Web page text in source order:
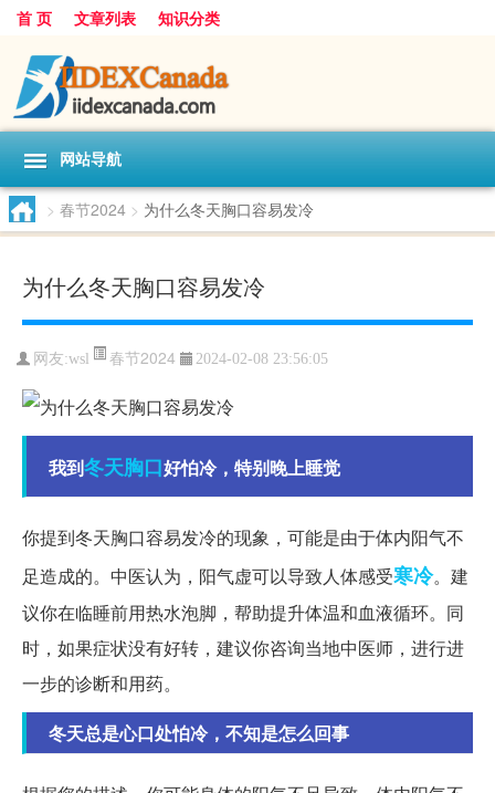
首 页 文章列表 知识分类
网站导航
> 春节2024 > 为什么冬天胸口容易发冷
为什么冬天胸口容易发冷
网友:wsl 春节2024 2024-02-08 23:56:05
我到冬天胸口好怕冷，特别晚上睡觉
你提到冬天胸口容易发冷的现象，可能是由于体内阳气不
足造成的。中医认为，阳气虚可以导致人体感受寒冷。建
议你在临睡前用热水泡脚，帮助提升体温和血液循环。同
时，如果症状没有好转，建议你咨询当地中医师，进行进
一步的诊断和用药。
冬天总是心口处怕冷，不知是怎么回事